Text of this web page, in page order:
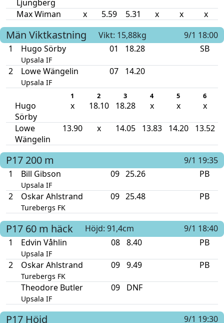
Ljungberg
Max Wiman x 5.59 5.31 x x x
Män Viktkastning Vikt: 15,88kg
9/1 18:00
1
Hugo Sörby
Upsala IF
01 18.28 SB
2 Lowe Wängelin
Upsala IF
07 14.20
1 2 3 4 5 6
Hugo
Sörby
x 18.10 18.28 x x x
Lowe
Wängelin
13.90 x 14.05 13.83 14.20 13.52
P17 200 m
9/1 19:35
1
Bill Gibson
Upsala IF
09 25.26 PB
2 Oskar Ahlstrand
Turebergs FK
09 25.48 PB
P17 60 m häck Höjd: 91,4cm
9/1 18:40
1
Edvin Våhlin
Upsala IF
08 8.40 PB
2 Oskar Ahlstrand
Turebergs FK
09 9.49 PB
Theodore Butler
Upsala IF
09 DNF
P17 Höjd 9/1 19:30